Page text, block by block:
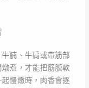
腩、牛肩或帶筋部
煮，才能把筋膜軟
慢燉時，肉香會逐